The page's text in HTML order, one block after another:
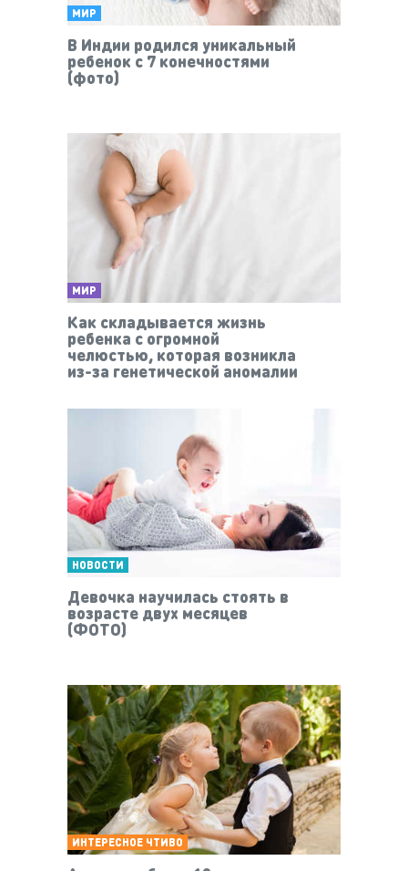
МИР
В Индии родился уникальный
ребенок с 7 конечностями
(фото)
МИР
Как складывается жизнь
ребенка с огромной
челюстью, которая возникла
из-за генетической аномалии
НОВОСТИ
Девочка научилась стоять в
возрасте двух месяцев
(ФОТО)
ИНТЕРЕСНОЕ ЧТИВО